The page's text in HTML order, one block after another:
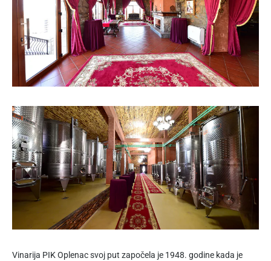
Vinarija PIK Oplenac svoj put započela je 1948. godine kada je